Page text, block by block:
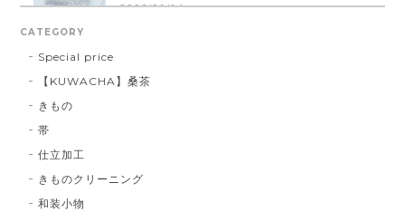
2026/01/14
CATEGORY
Special price
【KUWACHA】桑茶
きもの
帯
仕立加工
きものクリーニング
和装小物